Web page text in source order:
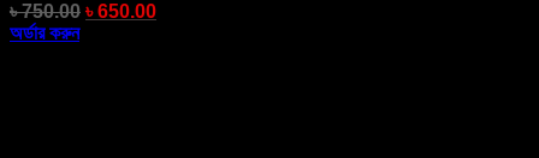
৳750.00 ৳650.00
অর্ডার করুন